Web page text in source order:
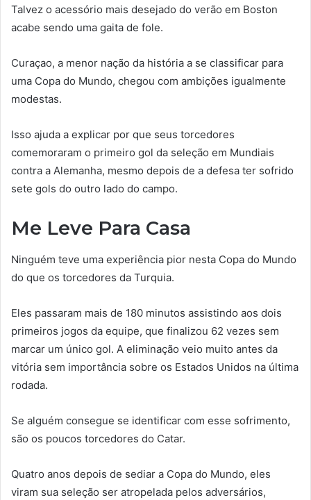
Talvez o acessório mais desejado do verão em Boston
acabe sendo uma gaita de fole.
Curaçao, a menor nação da história a se classificar para
uma Copa do Mundo, chegou com ambições igualmente
modestas.
Isso ajuda a explicar por que seus torcedores
comemoraram o primeiro gol da seleção em Mundiais
contra a Alemanha, mesmo depois de a defesa ter sofrido
sete gols do outro lado do campo.
Me Leve Para Casa
Ninguém teve uma experiência pior nesta Copa do Mundo
do que os torcedores da Turquia.
Eles passaram mais de 180 minutos assistindo aos dois
primeiros jogos da equipe, que finalizou 62 vezes sem
marcar um único gol. A eliminação veio muito antes da
vitória sem importância sobre os Estados Unidos na última
rodada.
Se alguém consegue se identificar com esse sofrimento,
são os poucos torcedores do Catar.
Quatro anos depois de sediar a Copa do Mundo, eles
viram sua seleção ser atropelada pelos adversários,